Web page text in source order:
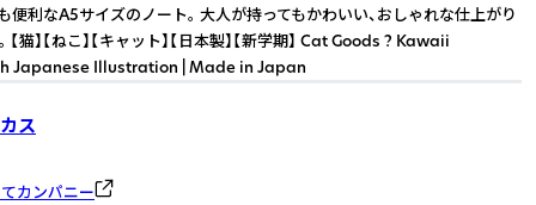
便利なA5サイズのノート。 大人が持ってもかわいい、おしゃれな仕上がり
【猫】【ねこ】【キャット】【日本製】【新学期】 Cat Goods ? Kawaii
Japanese Illustration | Made in Japan
ス
カンパニー